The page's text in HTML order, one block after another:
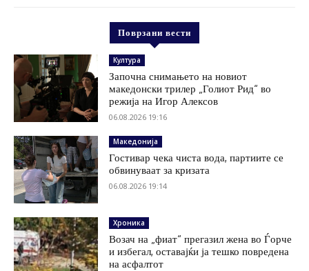
Поврзани вести
Култура
Започна снимањето на новиот
македонски трилер „Голиот Рид“ во
режија на Игор Алексов
06.08.2026 19:16
Македонија
Гостивар чека чиста вода, партиите се
обвинуваат за кризата
06.08.2026 19:14
Хроника
Возач на „фиат“ прегазил жена во Ѓорче
и избегал, оставајќи ја тешко повредена
на асфалтот